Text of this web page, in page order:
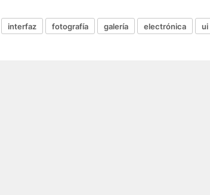
interfaz fotografía galería electrónica ui